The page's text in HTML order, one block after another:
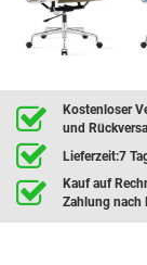
Kostenloser
und
Lieferzeit:7
Kauf auf
Zahlung nach